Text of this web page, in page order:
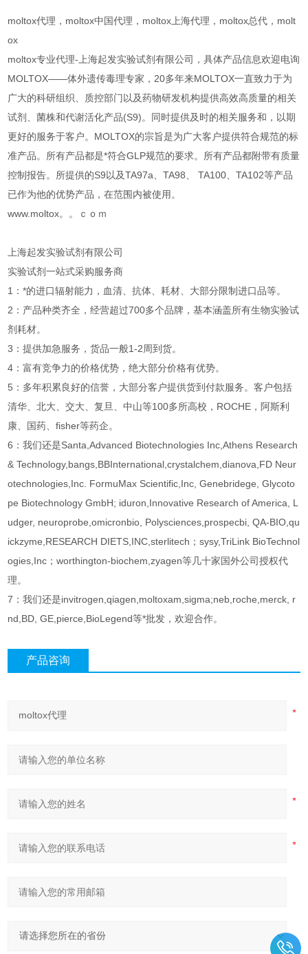
moltox代理，moltox中国代理，moltox上海代理，moltox总代，molt
ox
moltox专业代理-上海起发实验试剂有限公司，具体产品信息欢迎电询
MOLTOX——体外遗传毒理专家，20多年来MOLTOX一直致力于为
广大的科研组织、质控部门以及药物研发机构提供高效高质量的相关
试剂、菌株和代谢活化产品(S9)。同时提供及时的相关服务和，以期
更好的服务于客户。MOLTOX的宗旨是为广大客户提供符合规范的标
准产品。所有产品都是*符合GLP规范的要求。所有产品都附带有质量
控制报告。所提供的S9以及TA97a、TA98、 TA100、TA102等产品
已作为他的优势产品，在范围内被使用。
www.moltox。。ｃｏｍ
上海起发实验试剂有限公司
实验试剂一站式采购服务商
1：*的进口辐射能力，血清、抗体、耗材、大部分限制进口品等。
2：产品种类齐全，经营超过700多个品牌，基本涵盖所有生物实验试
剂耗材。
3：提供加急服务，货品一般1-2周到货。
4：富有竞争力的价格优势，绝大部分价格有优势。
5：多年积累良好的信誉，大部分客户提供货到付款服务。客户包括
清华、北大、交大、复旦、中山等100多所高校，ROCHE，阿斯利
康、国药、fisher等药企。
6：我们还是Santa,Advanced Biotechnologies Inc,Athens Research
& Technology,bangs,BBInternational,crystalchem,dianova,FD Neur
otechnologies,Inc. FormuMax Scientific,Inc, Genebridege, Glycoto
pe Biotechnology GmbH; iduron,Innovative Research of America, L
udger, neuroprobe,omicronbio, Polysciences,prospecbi, QA-BIO,qu
ickzyme,RESEARCH DIETS,INC,sterlitech；sysy,TriLink BioTechnol
ogies,Inc；worthington-biochem,zyagen等几十家国外公司授权代
理。
7：我们还是invitrogen,qiagen,moltoxam,sigma;neb,roche,merck, r
nd,BD, GE,pierce,BioLegend等*批发，欢迎合作。
产品咨询